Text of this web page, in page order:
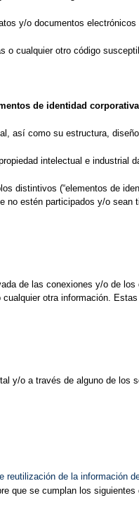
y/o documentos electrónicos
o cualquier otro código
de identidad
así como su estructura,
intelectual e industrial
distintivos (“elementos de
no estén participados y/o sean
de las conexiones y/o de
otra información.
y/o a través de alguno de
reutilización de la información
que se cumplan los siguientes